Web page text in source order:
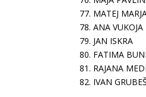
77. MATEJ
78. ANA VUKOJA
79. JAN ISKRA
80. FATIMA
81. RAJANA
82. IVAN